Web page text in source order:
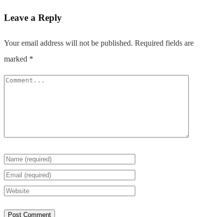
Leave a Reply
Your email address will not be published. Required fields are
marked *